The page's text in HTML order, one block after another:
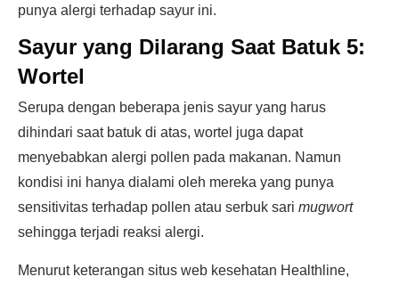
punya alergi terhadap sayur ini.
Sayur yang Dilarang Saat Batuk 5:
Wortel
Serupa dengan beberapa jenis sayur yang harus
dihindari saat batuk di atas, wortel juga dapat
menyebabkan alergi pollen pada makanan. Namun
kondisi ini hanya dialami oleh mereka yang punya
sensitivitas terhadap pollen atau serbuk sari mugwort
sehingga terjadi reaksi alergi.
Menurut keterangan situs web kesehatan Healthline,